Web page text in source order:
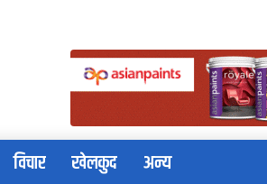
विचार खेलकुद अन्य